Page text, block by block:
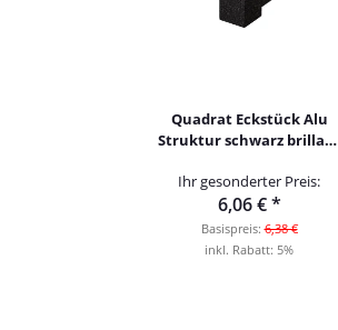
Quadrat Eckstück Alu
Struktur schwarz brillant
Ihr gesonderter Preis:
6,06 €*
Basispreis:6,38 €
inkl. Rabatt: 5%